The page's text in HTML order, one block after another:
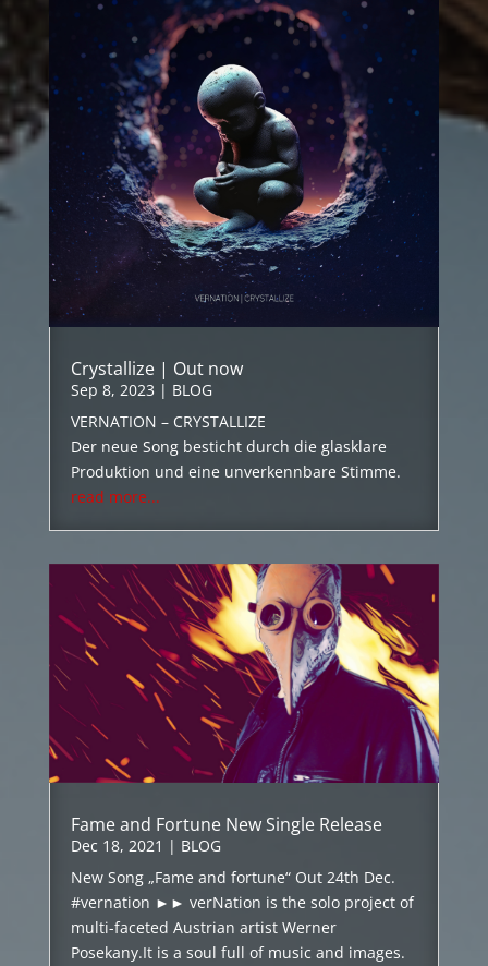
Crystallize | Out now
Sep 8, 2023 | BLOG
VERNATION – CRYSTALLIZE
Der neue Song besticht durch die glasklare
Produktion und eine unverkennbare Stimme.
read more...
Fame and Fortune New Single Release
Dec 18, 2021 | BLOG
New Song „Fame and fortune“ Out 24th Dec.
#vernation ►► verNation is the solo project of
multi-faceted Austrian artist Werner
Posekany.It is a soul full of music and images.